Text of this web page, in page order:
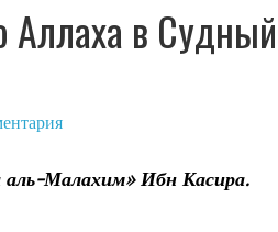
Аллаха в Судный
Малахим» Ибн Касира.